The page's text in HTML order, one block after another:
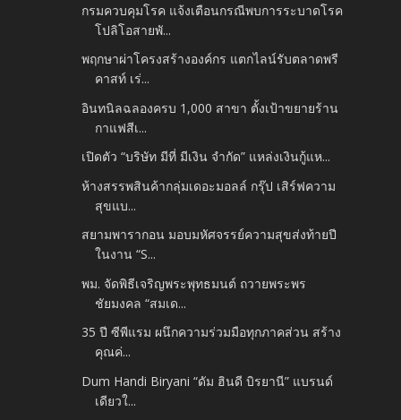
กรมควบคุมโรค แจ้งเตือนกรณีพบการระบาดโรค
โปลิโอสายพั...
พฤกษาผ่าโครงสร้างองค์กร แตกไลน์รับตลาดพรี
คาสท์ เร่...
อินทนิลฉลองครบ 1,000 สาขา ตั้งเป้าขยายร้าน
กาแฟสีเ...
เปิดตัว “บริษัท มีที่ มีเงิน จำกัด” แหล่งเงินกู้แห...
ห้างสรรพสินค้ากลุ่มเดอะมอลล์ กรุ๊ป เสิร์ฟความ
สุขแบ...
สยามพารากอน มอบมหัศจรรย์ความสุขส่งท้ายปี
ในงาน “S...
พม. จัดพิธีเจริญพระพุทธมนต์ ถวายพระพร
ชัยมงคล “สมเด...
35 ปี ซีพีแรม ผนึกความร่วมมือทุกภาคส่วน สร้าง
คุณค่...
Dum Handi Biryani “ดัม ฮินดี บิรยานี” แบรนด์
เดียวใ...